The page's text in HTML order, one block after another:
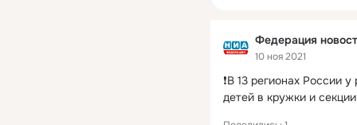
новшеством могут
Архангельской,
Ленинградской,
Нижегородской,
Федерация
10 ноя 2021
❗В 13 регионах России
детей в кружки и